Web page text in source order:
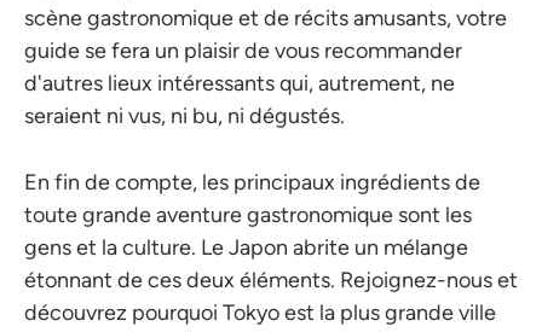
scène gastronomique et de récits amusants, votre
guide se fera un plaisir de vous recommander
d'autres lieux intéressants qui, autrement, ne
seraient ni vus, ni bu, ni dégustés.
En fin de compte, les principaux ingrédients de
toute grande aventure gastronomique sont les
gens et la culture. Le Japon abrite un mélange
étonnant de ces deux éléments. Rejoignez-nous et
découvrez pourquoi Tokyo est la plus grande ville